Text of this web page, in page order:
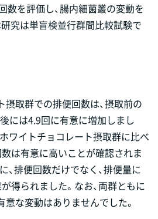
数を評価し、腸内細菌叢の変動を
究は単盲検並行群間比較試験で
取群での排便回数は、摂取前の
には4.9回に有意に増加しまし
ワイトチョコレート摂取群に比べ
は有意に高いことが確認されま
、排便回数だけでなく、排便量に
得られました。なお、両群ともに
な変動はありませんでした。